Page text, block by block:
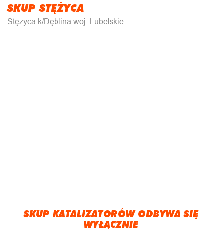
SKUP STĘŻYCA
Stężyca k/Dęblina woj. Lubelskie
SKUP KATALIZATORÓW ODBYWA SIĘ
WYŁĄCZNIE